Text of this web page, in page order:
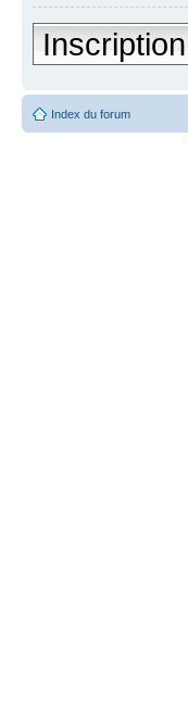
Inscription
Index du forum